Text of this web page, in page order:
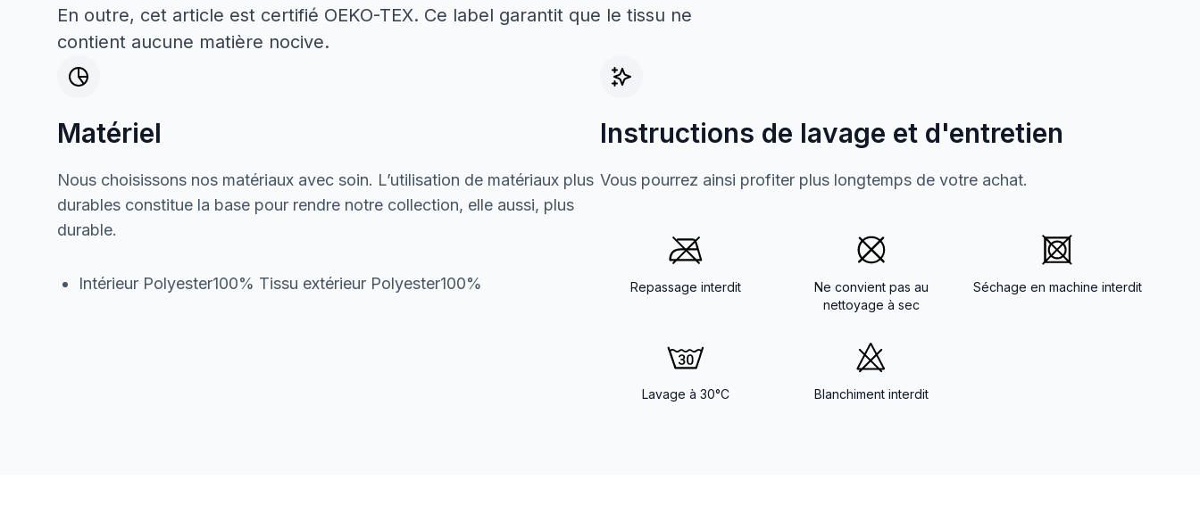
En outre, cet article est certifié OEKO-TEX. Ce label garantit que le tissu ne
contient aucune matière nocive.
Matériel
Nous choisissons nos matériaux avec soin. L’utilisation de matériaux plus
durables constitue la base pour rendre notre collection, elle aussi, plus
durable.
Intérieur Polyester100% Tissu extérieur Polyester100%
Instructions de lavage et d'entretien
Vous pourrez ainsi profiter plus longtemps de votre achat.
Repassage interdit
Ne convient pas au
nettoyage à sec
Séchage en machine interdit
Lavage à 30°C Blanchiment interdit